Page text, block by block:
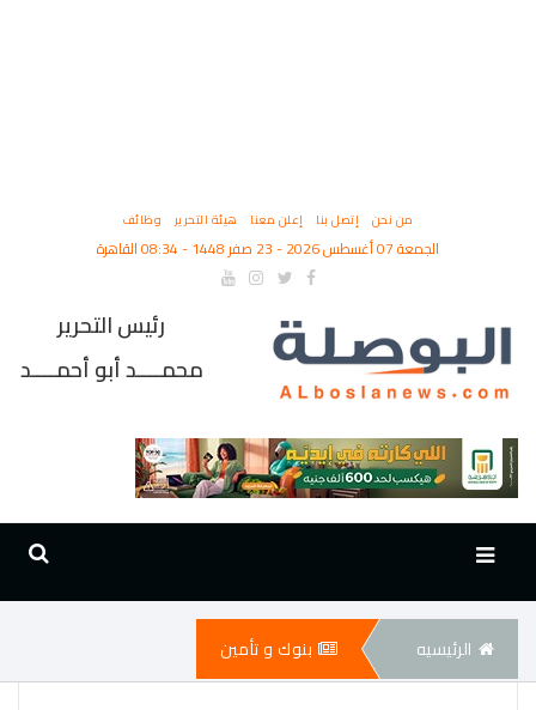
من نحن إتصل بنا إعلن معنا هيئة التحرير وظائف
الجمعة 07 أغسطس 2026 - 23 صفر 1448 - 08:34 القاهرة
رئيس التحرير
محمــــد أبو أحمــــد
الرئيسيه بنوك و تأمين